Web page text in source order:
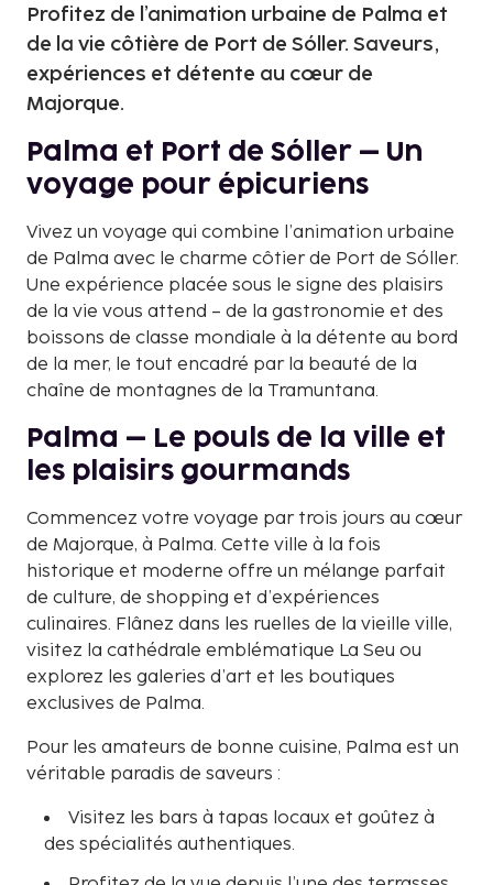
Profitez de l’animation urbaine de Palma et
de la vie côtière de Port de Sóller. Saveurs,
expériences et détente au cœur de
Majorque.
Palma et Port de Sóller – Un
voyage pour épicuriens
Vivez un voyage qui combine l’animation urbaine
de Palma avec le charme côtier de Port de Sóller.
Une expérience placée sous le signe des plaisirs
de la vie vous attend – de la gastronomie et des
boissons de classe mondiale à la détente au bord
de la mer, le tout encadré par la beauté de la
chaîne de montagnes de la Tramuntana.
Palma – Le pouls de la ville et
les plaisirs gourmands
Commencez votre voyage par trois jours au cœur
de Majorque, à Palma. Cette ville à la fois
historique et moderne offre un mélange parfait
de culture, de shopping et d’expériences
culinaires. Flânez dans les ruelles de la vieille ville,
visitez la cathédrale emblématique La Seu ou
explorez les galeries d’art et les boutiques
exclusives de Palma.
Pour les amateurs de bonne cuisine, Palma est un
véritable paradis de saveurs :
Visitez les bars à tapas locaux et goûtez à
des spécialités authentiques.